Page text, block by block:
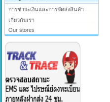
การชำระเงินและการจัดส่งสินค้า
เกี่ยวกับเรา
Our stores